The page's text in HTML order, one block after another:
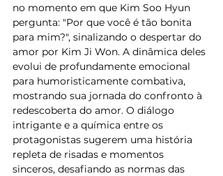
no momento em que Kim Soo Hyun
pergunta: "Por que você é tão bonita
para mim?", sinalizando o despertar do
amor por Kim Ji Won. A dinâmica deles
evolui de profundamente emocional
para humoristicamente combativa,
mostrando sua jornada do confronto à
redescoberta do amor. O diálogo
intrigante e a química entre os
protagonistas sugerem uma história
repleta de risadas e momentos
sinceros, desafiando as normas das